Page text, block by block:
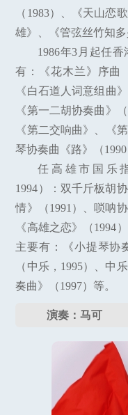
（1983）、《天山恋
雄》、《管弦丝竹知
1986年3月起任
有：《花木兰》序曲
《白石道人词意组曲
《第一二胡协奏曲》
《第二交响曲》、《
琴协奏曲《路》（1990
任高雄市国乐
1994）：双千斤板胡
情》（1991）、唢呐
《高雄之恋》（1994
主要有：《小提琴协
（中乐，1995）、中
奏曲》（1997）等。
演奏：马可